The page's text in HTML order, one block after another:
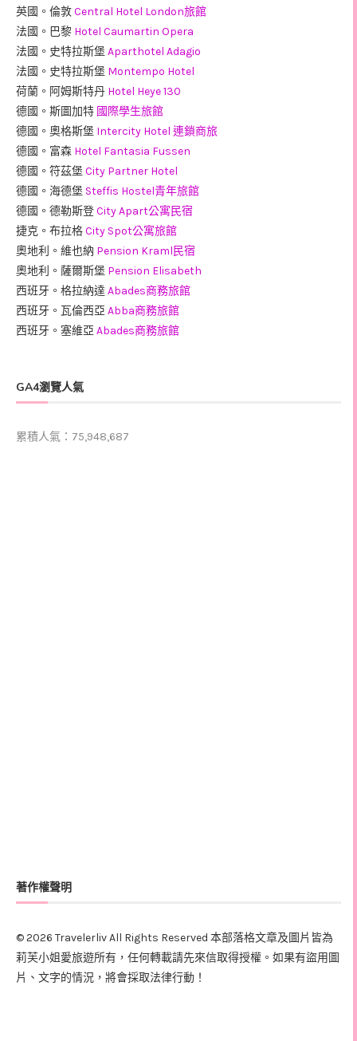
英國。倫敦Central Hotel London旅館
法國。巴黎 Hotel Caumartin Opera
法國。史特拉斯堡 Aparthotel Adagio
法國。史特拉斯堡 Montempo Hotel
荷蘭。阿姆斯特丹 Hotel Heye 130
德國。斯圖加特 國際學生旅館
德國。奧格斯堡 Intercity Hotel 連鎖商旅
德國。富森 Hotel Fantasia Fussen
德國。符茲堡 City Partner Hotel
德國。海德堡 Steffis Hostel青年旅館
德國。德勒斯登City Apart公寓民宿
捷克。布拉格City Spot公寓旅館
奧地利。維也納 Pension Kraml民宿
奧地利。薩爾斯堡 Pension Elisabeth
西班牙。格拉納達 Abades商務旅館
西班牙。瓦倫西亞 Abba商務旅館
西班牙。塞維亞 Abades商務旅館
GA4瀏覽人氣
累積人氣：75,948,687
著作權聲明
© 2026 Travelerliv All Rights Reserved 本部落格文章及圖片皆為
莉芙小姐愛旅遊所有，任何轉載請先來信取得授權。如果有盜用圖
片、文字的情況，將會採取法律行動！